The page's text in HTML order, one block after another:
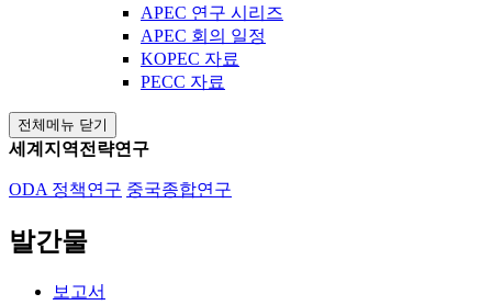
APEC 연구 시리즈
APEC 회의 일정
KOPEC 자료
PECC 자료
전체메뉴 닫기
세계지역전략연구
ODA 정책연구 중국종합연구
발간물
보고서